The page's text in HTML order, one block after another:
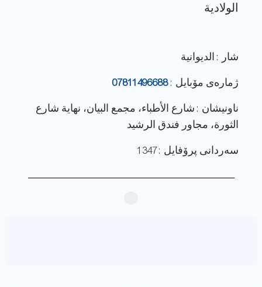
شار : الديوانية
ژماره‌ی مۆبایل :07811496688
ناونيشان : شارع الأطباء، مجمع البيان، نهاية شارع
الثورة، مجاور فندق الرشيد
سەردانی پرۆفایل : 1347